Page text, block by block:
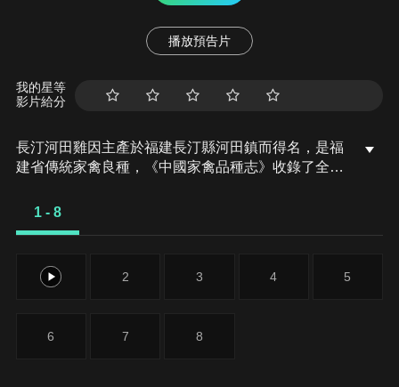
播放預告片
我的星等
影片給分
長汀河田雞因主產於福建長汀縣河田鎮而得名，是福
建省傳統家禽良種，《中國家禽品種志》收錄了全國
「名貴珍禽」之美譽，河田雞標本被中國農業博物
1 - 8
1 2 3 4 5
6 7 8